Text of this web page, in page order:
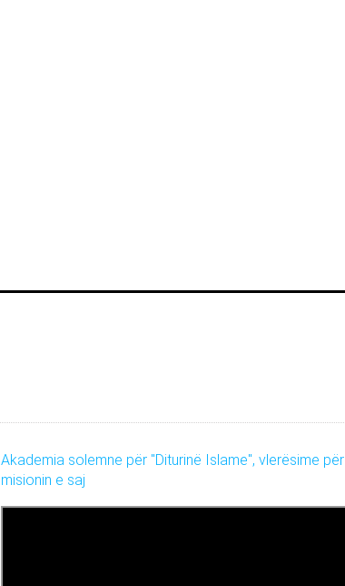
Akademia solemne për "Diturinë Islame", vlerësime për
misionin e saj